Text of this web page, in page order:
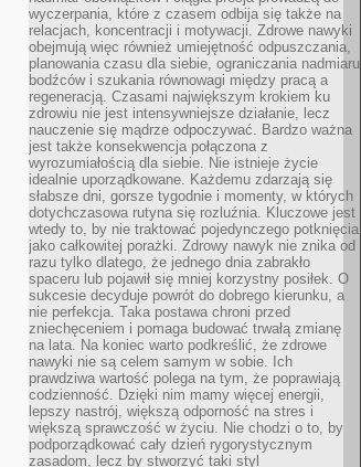
wyczerpania, które z czasem odbija się także na
relacjach, koncentracji i motywacji. Zdrowe nawyki
obejmują więc również umiejętność odpuszczania,
planowania czasu dla siebie, ograniczania nadmiaru
bodźców i szukania równowagi między pracą a
regeneracją. Czasami największym krokiem ku
zdrowiu nie jest intensywniejsze działanie, lecz
nauczenie się mądrze odpoczywać. Bardzo ważna
jest także konsekwencja połączona z
wyrozumiałością dla siebie. Nie istnieje życie
idealnie uporządkowane. Każdemu zdarzają się
słabsze dni, gorsze tygodnie i momenty, w których
dotychczasowa rutyna się rozluźnia. Kluczowe jest
wtedy to, by nie traktować pojedynczego potknięcia
jako całkowitej porażki. Zdrowy nawyk nie znika od
razu tylko dlatego, że jednego dnia zabrakło
spaceru lub pojawił się mniej korzystny posiłek. O
sukcesie decyduje powrót do dobrego kierunku, a
nie perfekcja. Taka postawa chroni przed
zniechęceniem i pomaga budować trwałą zmianę
na lata. Na koniec warto podkreślić, że zdrowe
nawyki nie są celem samym w sobie. Ich
prawdziwa wartość polega na tym, że poprawiają
codzienność. Dzięki nim mamy więcej energii,
lepszy nastrój, większą odporność na stres i
większą sprawczość w życiu. Nie chodzi o to, by
podporządkować cały dzień rygorystycznym
zasadom, lecz by stworzyć taki styl